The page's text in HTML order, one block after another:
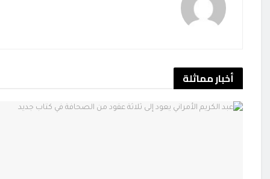
أخبارمماثلة